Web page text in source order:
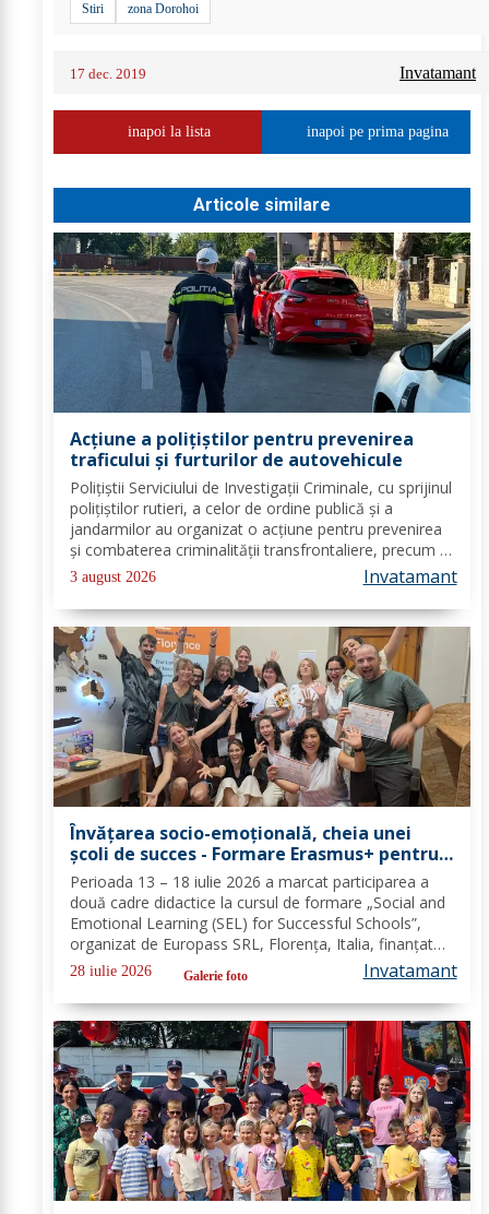
Stiri
zona Dorohoi
17 dec. 2019 Invatamant
inapoi la lista inapoi pe prima pagina
Articole similare
Acțiune a polițiștilor pentru prevenirea
traficului și furturilor de autovehicule
Polițiștii Serviciului de Investigații Criminale, cu sprijinul
polițiștilor rutieri, a celor de ordine publică și a
jandarmilor au organizat o acțiune pentru prevenirea
și combaterea criminalității transfrontaliere, precum și
pentru combaterea traficului și furturilor de
autovehicule, pe raza...
3 august 2026 Invatamant
Învățarea socio-emoțională, cheia unei
școli de succes - Formare Erasmus+ pentru
două cadre didactice de la Școala
Gimnazială „Spiru Haret” Dorohoi - FOTO
Perioada 13 – 18 iulie 2026 a marcat participarea a
două cadre didactice la cursul de formare „Social and
Emotional Learning (SEL) for Successful Schools”,
organizat de Europass SRL, Florența, Italia, finanțat
prin programul de Acreditare Erasmus +, domeniul
educație școlară număr de referință...
28 iulie 2026 Galerie foto Invatamant